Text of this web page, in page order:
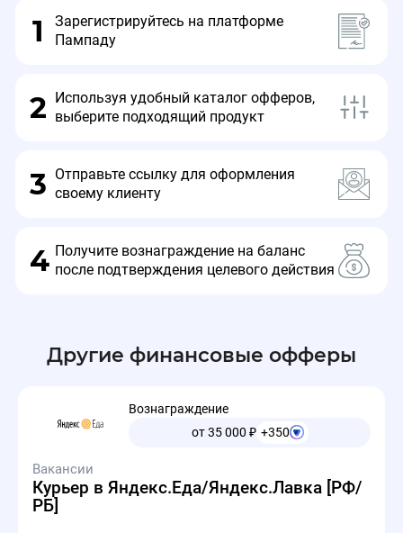
1
Зарегистрируйтесь на платформе
Пампаду
2
Используя удобный каталог офферов,
выберите подходящий продукт
3 Отправьте ссылку для оформления
своему клиенту
4 Получите вознаграждение на баланс
после подтверждения целевого действия
Другие финансовые офферы
Вознаграждение
от 35 000 ₽ +350
Вакансии
Курьер в Яндекс.Еда/Яндекс.Лавка [РФ/
РБ]